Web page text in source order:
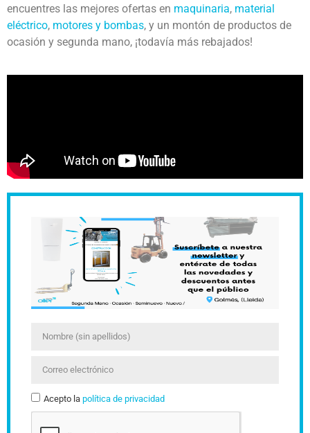
encuentres las mejores ofertas en maquinaria, material
eléctrico, motores y bombas, y un montón de productos de
ocasión y segunda mano, ¡todavía más rebajados!
Acepto la política de privacidad